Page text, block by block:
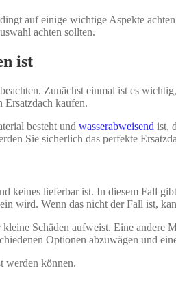
auf einige wichtige Aspekte
achten sollten.
ist
Zunächst einmal ist es
Ersatzdach kaufen.
besteht und wasserabweisend ist,
Sie sicherlich das perfekte
keines lieferbar ist. In diesem Fall
wird. Wenn das nicht der Fall ist,
Schäden aufweist. Eine
Optionen abzuwägen und
werden können.